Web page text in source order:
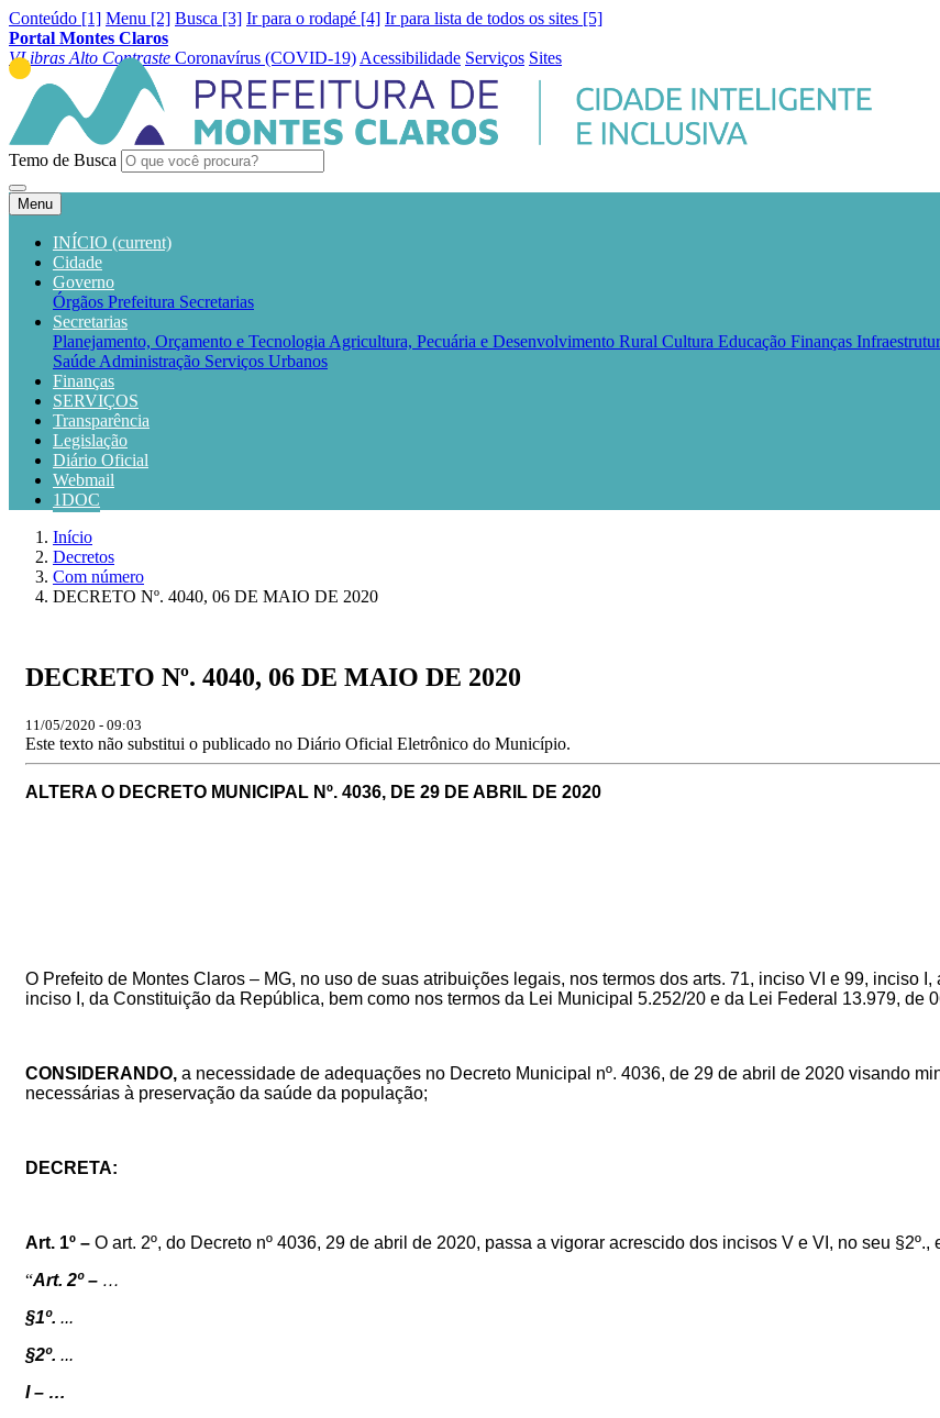
Conteúdo [1] Menu [2] Busca [3] Ir para o rodapé [4] Ir para lista de todos os sites [5]
Portal Montes Claros
VLibras Alto Contraste Coronavírus (COVID-19) Acessibilidade Serviços Sites
Temo de Busca
Menu
INÍCIO (current)
Cidade
Governo
Órgãos Prefeitura Secretarias
Secretarias
Planejamento, Orçamento e Tecnologia Agricultura, Pecuária e Desenvolvimento Rural Cultura Educação Finanças
Saúde Administração Serviços Urbanos
Finanças
SERVIÇOS
Transparência
Legislação
Diário Oficial
Webmail
1DOC
Início
Decretos
Com número
​​​​​​​DECRETO Nº. 4040, 06 DE MAIO DE 2020
​​​​​​​DECRETO Nº. 4040, 06 DE MAIO DE 2020
11/05/2020 - 09:03
Este texto não substitui o publicado no Diário Oficial Eletrônico do Município.
ALTERA O DECRETO MUNICIPAL Nº. 4036, DE 29 DE ABRIL DE 2020
O Prefeito de Montes Claros – MG, no uso de suas atribuições legais, nos termos dos arts. 71, inciso VI e 99, inciso
inciso I, da Constituição da República, bem como nos termos da Lei Municipal 5.252/20 e da Lei Federal 13.979, de
CONSIDERANDO, a necessidade de adequações no Decreto Municipal nº. 4036, de 29 de abril de 2020 visando
necessárias à preservação da saúde da população;
DECRETA:
Art. 1º – O art. 2º, do Decreto nº 4036, 29 de abril de 2020, passa a vigorar acrescido dos incisos V e VI, no seu §2º.,
“Art. 2º– …
§1º. ...
§2º. ...
I – …